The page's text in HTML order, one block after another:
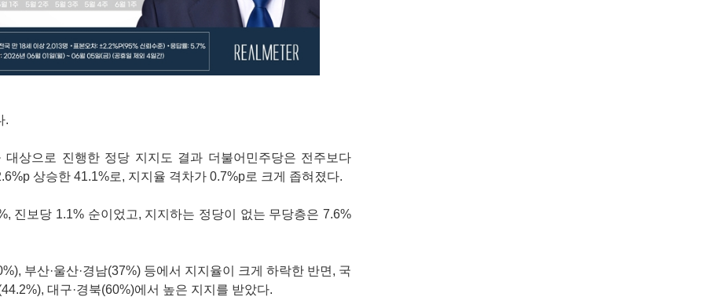
.
상으로 진행한 정당 지지도 결과 더불어민주당은 전주보다
상승한 41.1%로, 지지율 격차가 0.7%p로 크게 좁혀졌다.
진보당 1.1% 순이었고, 지지하는 정당이 없는 무당층은 7.6%
부산·울산·경남(37%) 등에서 지지율이 크게 하락한 반면, 국
대구·경북(60%)에서 높은 지지를 받았다.